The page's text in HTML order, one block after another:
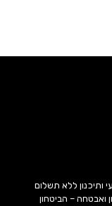
ותיכנון ללא תשלום
ואבטחה – הביטחון